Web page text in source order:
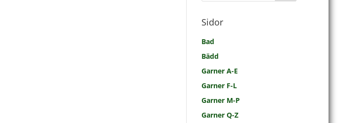
Sidor
Bad
Bädd
Garner A-E
Garner F-L
Garner M-P
Garner Q-Z